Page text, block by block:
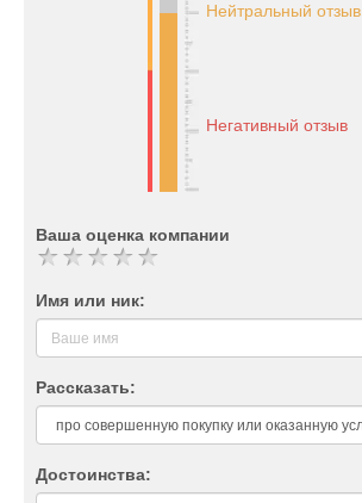
Нейтральный отзыв
Негативный отзыв
Ваша оценка компании
Имя или ник:
Рассказать:
Достоинства: